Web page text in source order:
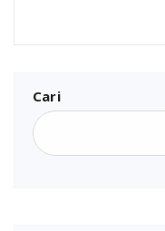
Cari